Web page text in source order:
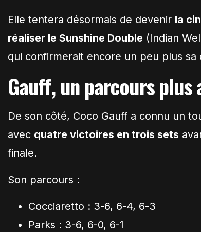
Elle tentera désormais de devenir la
réaliser le Sunshine Double (Indian
qui confirmerait encore un peu plus
Gauff, un parcours plus
De son côté, Coco Gauff a connu un
avec quatre victoires en trois sets
finale.
Son parcours :
Cocciaretto : 3-6, 6-4, 6-3
Parks : 3-6, 6-0, 6-1